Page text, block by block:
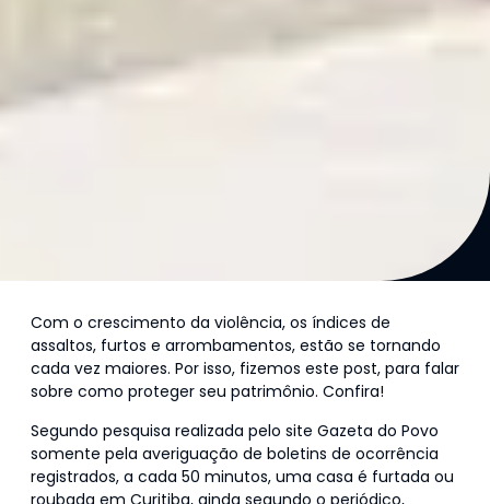
Com o crescimento da violência, os índices de
assaltos, furtos e arrombamentos, estão se tornando
cada vez maiores. Por isso, fizemos este post, para falar
sobre como proteger seu patrimônio. Confira!
Segundo pesquisa realizada pelo site Gazeta do Povo
somente pela averiguação de boletins de ocorrência
registrados, a cada 50 minutos, uma casa é furtada ou
roubada em Curitiba, ainda segundo o periódico,